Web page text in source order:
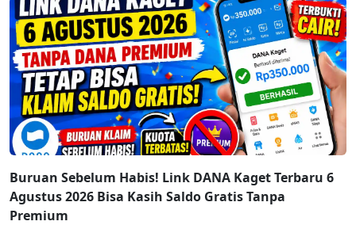
Buruan Sebelum Habis! Link DANA Kaget Terbaru 6
Agustus 2026 Bisa Kasih Saldo Gratis Tanpa
Premium